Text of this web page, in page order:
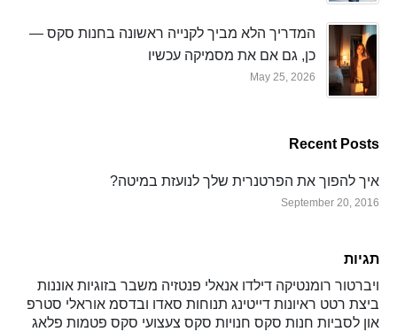
המדריך הלא מביך לקנייה ראשונה בחנות סקס —
כן, גם אם את מסמיקה עכשיו
May 25, 2026
Recent Posts
איך להפוך את הפרטנרית שלך לנועזת במיטה?
September 20, 2016
תגיות
ויברטור רומנטיקה דילדו אנאלי פנטזיה משבר בזוגיות אוננות
ביצת רטט ראיונות דייטינג תנוחות סאדו ובדסמ אוראלי סטרפ
און לסביות חנות סקס חנויות סקס צעצועי סקס פטמות פלאג